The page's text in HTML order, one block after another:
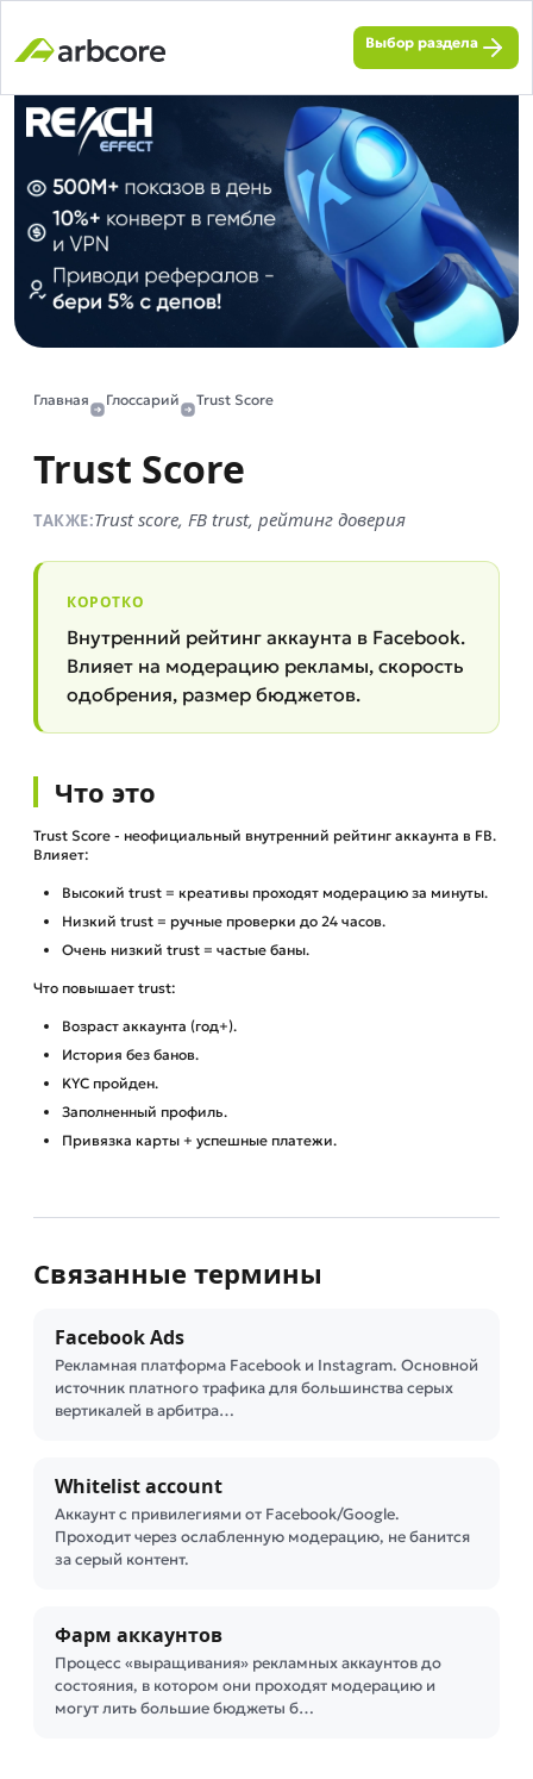
Выбор раздела
Главная Глоссарий Trust Score
Trust Score
ТАКЖЕ:Trust score, FB trust, рейтинг доверия
КОРОТКО
Внутренний рейтинг аккаунта в Facebook.
Влияет на модерацию рекламы, скорость
одобрения, размер бюджетов.
Что это
Trust Score - неофициальный внутренний рейтинг аккаунта в FB.
Влияет:
Высокий trust = креативы проходят модерацию за минуты.
Низкий trust = ручные проверки до 24 часов.
Очень низкий trust = частые баны.
Что повышает trust:
Возраст аккаунта (год+).
История без банов.
KYC пройден.
Заполненный профиль.
Привязка карты + успешные платежи.
Связанные термины
Facebook Ads
Рекламная платформа Facebook и Instagram. Основной
источник платного трафика для большинства серых
вертикалей в арбитра…
Whitelist account
Аккаунт с привилегиями от Facebook/Google.
Проходит через ослабленную модерацию, не банится
за серый контент.
Фарм аккаунтов
Процесс «выращивания» рекламных аккаунтов до
состояния, в котором они проходят модерацию и
могут лить большие бюджеты б…